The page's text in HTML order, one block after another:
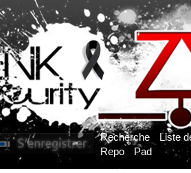
Recherche
Liste
Repo
Pad